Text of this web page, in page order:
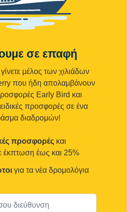
σε επαφή
μέλος των χιλιάδων
που ήδη απολαμβάνουν
Early Bird και
προσφορές σε ένα
διαδρομών!
προσφορές και
έκπτωση έως και 25%
για τα νέα δρομολόγια